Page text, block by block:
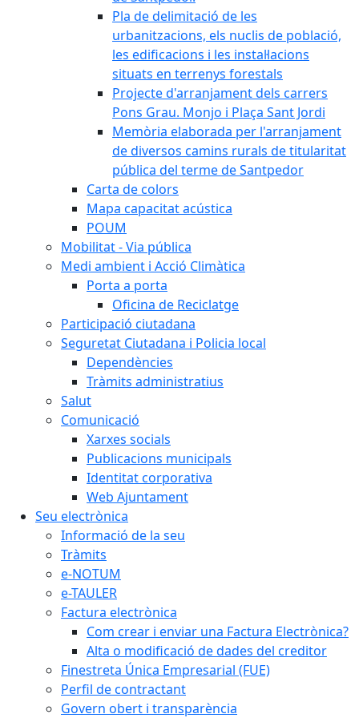
Pla de delimitació de les
urbanitzacions, els nuclis de població,
les edificacions i les instal·lacions
situats en terrenys forestals
Projecte d'arranjament dels carrers
Pons Grau. Monjo i Plaça Sant Jordi
Memòria elaborada per l'arranjament
de diversos camins rurals de titularitat
pública del terme de Santpedor
Carta de colors
Mapa capacitat acústica
POUM
Mobilitat - Via pública
Medi ambient i Acció Climàtica
Porta a porta
Oficina de Reciclatge
Participació ciutadana
Seguretat Ciutadana i Policia local
Dependències
Tràmits administratius
Salut
Comunicació
Xarxes socials
Publicacions municipals
Identitat corporativa
Web Ajuntament
Seu electrònica
Informació de la seu
Tràmits
e-NOTUM
e-TAULER
Factura electrònica
Com crear i enviar una Factura Electrònica?
Alta o modificació de dades del creditor
Finestreta Única Empresarial (FUE)
Perfil de contractant
Govern obert i transparència